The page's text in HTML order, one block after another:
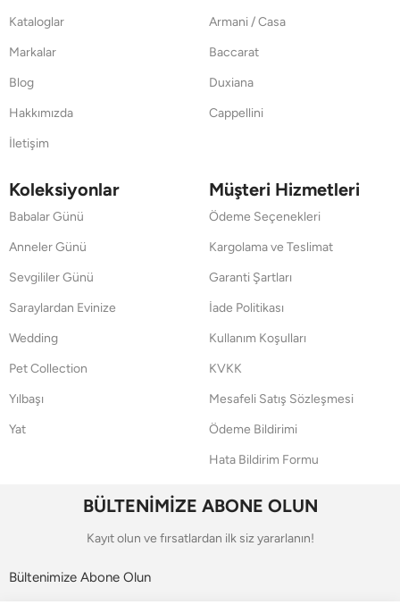
Kataloglar
Markalar
Blog
Hakkımızda
İletişim
Armani / Casa
Baccarat
Duxiana
Cappellini
Koleksiyonlar
Babalar Günü
Anneler Günü
Sevgililer Günü
Saraylardan Evinize
Wedding
Pet Collection
Yılbaşı
Yat
Müşteri Hizmetleri
Ödeme Seçenekleri
Kargolama ve Teslimat
Garanti Şartları
İade Politikası
Kullanım Koşulları
KVKK
Mesafeli Satış Sözleşmesi
Ödeme Bildirimi
Hata Bildirim Formu
BÜLTENİMİZE ABONE OLUN
Kayıt olun ve fırsatlardan ilk siz yararlanın!
Bültenimize Abone Olun